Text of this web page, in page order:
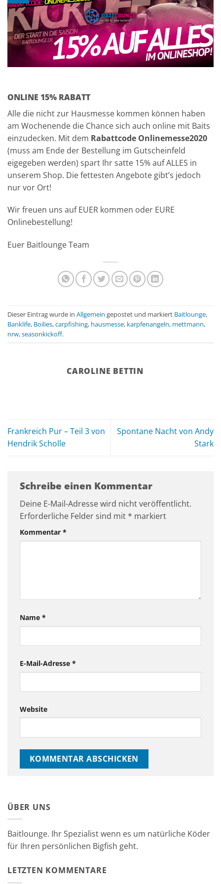
ONLINE 15% RABATT
Alle die nicht zur Hausmesse kommen können haben
am Wochenende die Chance sich auch online mit Baits
einzudecken. Mit dem Rabattcode Onlinemesse2020
(muss am Ende der Bestellung im Gutscheinfeld
eigegeben werden) spart Ihr satte 15% auf ALLES in
unserem Shop. Die fettesten Angebote gibt’s jedoch
nur vor Ort!
Wir freuen uns auf EUER kommen oder EURE
Onlinebestellung!
Euer Baitlounge Team
Dieser Eintrag wurde in Allgemein gepostet und markiert Baitlounge,
Banklife, Boilies,carpfishing, hausmesse, karpfenangeln, mettmann,
nrw,seasonkickoff.
CAROLINE BETTIN
Frankreich Pur – Teil 3 von
Hendrik Scholle
Spontane Nacht von Andy
Stark
Schreibe einen Kommentar
Deine E-Mail-Adresse wird nicht veröffentlicht.
Erforderliche Felder sind mit * markiert
Kommentar *
Name *
E-Mail-Adresse *
Website
ÜBER UNS
Baitlounge. Ihr Spezialist wenn es um natürliche Köder
für Ihren persönlichen Bigfish geht.
LETZTEN KOMMENTARE